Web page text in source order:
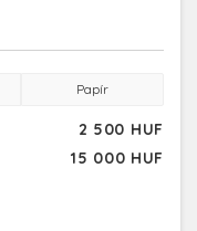
Papír
2 500 HUF
15 000 HUF